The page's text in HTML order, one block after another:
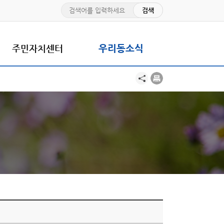
주민자치센터 우리동소식